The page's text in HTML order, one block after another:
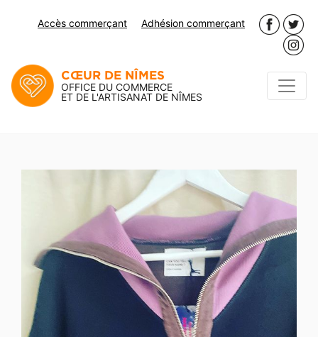
Accès commerçant Adhésion commerçant
CŒUR DE NÎMES
OFFICE DU COMMERCE
ET DE L'ARTISANAT DE NÎMES